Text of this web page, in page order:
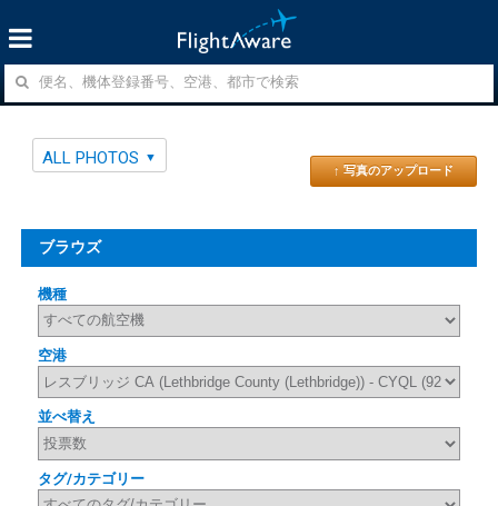
ALL PHOTOS
↑ 写真のアップロード
ブラウズ
機種
空港
並べ替え
タグ/カテゴリー